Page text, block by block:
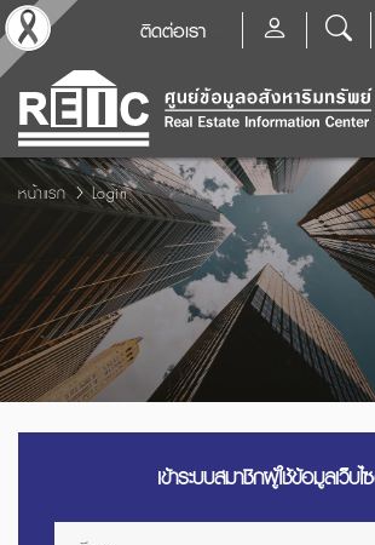
ติดต่อเรา
หน้าแรก Login
เข้าระบบสมาชิกผู้ใช้ข้อมูลเว็บไ